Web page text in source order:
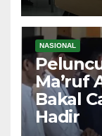
NASIONAL
Ma’ruf
Bakal
Hadir